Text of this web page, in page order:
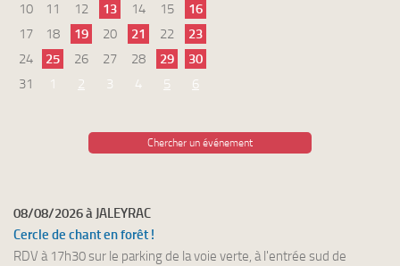
10
11 12 13 14 15
16
17
18 19 20 21 22
23
24
25 26 27 28 29
30
31
1 2 3 4 5 6
Chercher un événement
08/08/2026 à JALEYRAC
Cercle de chant en forêt !
RDV à 17h30 sur le parking de la voie verte, à l'entrée sud de